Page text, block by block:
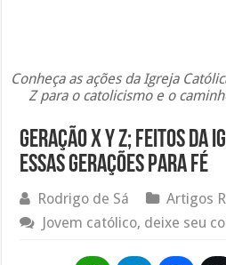
Conheça as ações da Igreja
Z para o catolicismo e o
Geração X Y Z; feitos
essas gerações para fé
Rodrigo de Sá
Artigos
Jovem católico, deixe seu